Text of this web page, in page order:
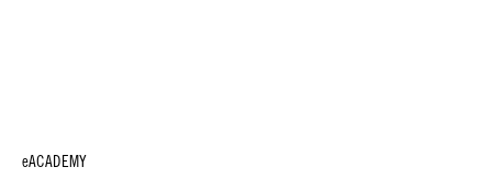
eACADEMY